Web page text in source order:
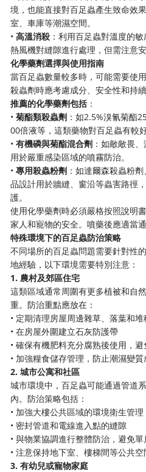
境，也能直接對百足蟲產生致命效
室、車庫等潮濕空間。
•高溫消殺 ：利用百足蟲對溫度的
熱風機對縫隙進行處理，但需注意
化學藥劑選擇與使用指南
當百足蟲數量較多時，可能需要使
殺蟲劑時應考慮成分、安全性和持續
推薦的化學藥劑包括：
•菊酯類殺蟲劑 ：如2.5%溴氰菊酯
00倍液等，這類藥物對百足蟲有較
•有機磷與菊酯混合劑 ：如敵敵畏
用於嚴重感染區域的噴霧防治。
•專用殺蟲粉劑 ：如達爾森殺蟲粉
品設計用於牆縫、窗沿等蟲害路徑
護。
使用化學藥劑時必須嚴格按照說明
家人和寵物的安全。噴藥後應適當
特殊環境下的百足蟲防治策略
不同場所的百足蟲問題需要針對性
地經驗，以下環境需要特別注意：
1. 農村及郊區住宅
這類區域通常周圍有更多植被和自
重。防治重點應放在：
• 定期清理房屋周邊雜草、落葉和堆
• 在房屋外圍建立石灰防護帶
• 確保有機肥料充分腐熟後使用，
• 加強糧食儲存管理，防止潮濕變
2. 城市公寓和社區
城市環境中，百足蟲可能通過管道
內。防治策略包括：
• 加強大樓公共區域的環境衛生管理
• 密封管道和電線進入點的縫隙
• 與物業協調進行整體防治，避免
• 注意保持地下室、樓梯間等公共
3. 有幼兒或寵物家庭